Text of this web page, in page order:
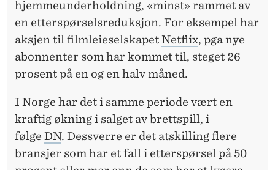
hjemmeunderholdning, «minst» rammet av
en etterspørselsreduksjon. For eksempel har
aksjen til filmleieselskapetNetflix, pga nye
abonnenter som har kommet til, steget 26
prosent på en og en halv måned.
I Norge har det i samme periode vært en
kraftig økning i salget av brettspill, i
følge DN. Dessverre er det atskilling flere
bransjer som har et fall i etterspørsel på 50